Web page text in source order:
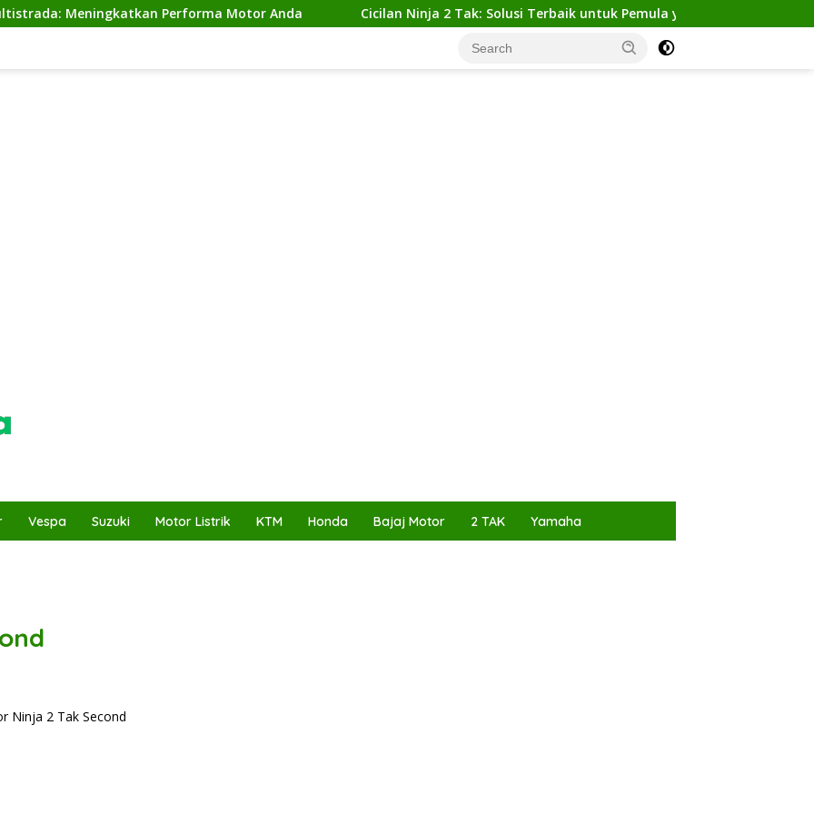
Performa Motor Anda Cicilan Ninja 2 Tak: Solusi Terbaik untuk Pemula yang Ingin Tampil Gagah
Vespa Suzuki Motor Listrik KTM Honda Bajaj Motor 2 TAK Yamaha